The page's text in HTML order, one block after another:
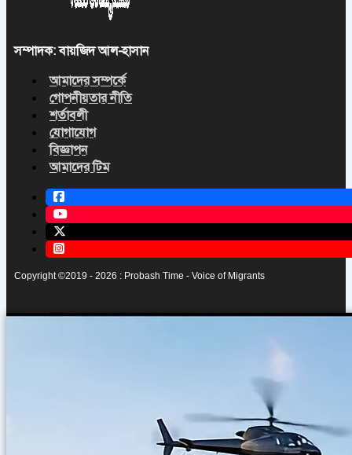
সম্পাদক: বায়জিদ আল-হাসান
আমাদের সম্পর্কে
গোপনীয়তার নীতি
শর্তাবলী
যোগাযোগ
বিজ্ঞাপন
আমাদের টিম
Copyright ©2019 - 2026 : Probash Time - Voice of Migrants